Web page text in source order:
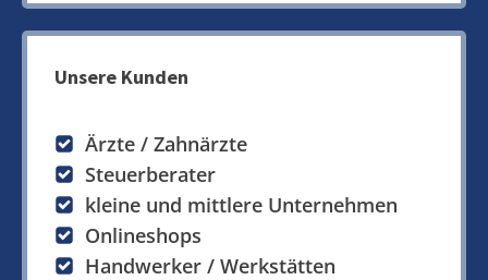
Unsere Kunden
Ärzte / Zahnärzte
Steuerberater
kleine und mittlere Unternehmen
Onlineshops
Handwerker / Werkstätten